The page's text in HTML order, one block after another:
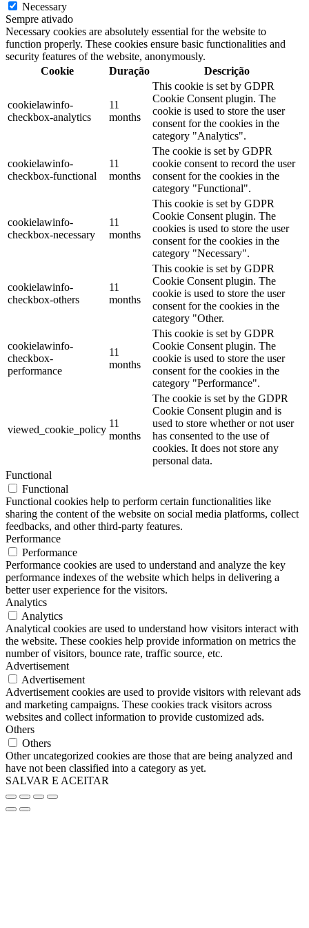
Necessary
Sempre ativado
Necessary cookies are absolutely essential for the website to
function properly. These cookies ensure basic functionalities and
security features of the website, anonymously.
Cookie
Duração Descrição
cookielawinfo-
checkbox-analytics
11
months
This cookie is set by GDPR
Cookie Consent plugin. The
cookie is used to store the user
consent for the cookies in the
category "Analytics".
cookielawinfo-
checkbox-functional
11
months
The cookie is set by GDPR
cookie consent to record the user
consent for the cookies in the
category "Functional".
cookielawinfo-
checkbox-necessary
11
months
This cookie is set by GDPR
Cookie Consent plugin. The
cookies is used to store the user
consent for the cookies in the
category "Necessary".
cookielawinfo-
checkbox-others
11
months
This cookie is set by GDPR
Cookie Consent plugin. The
cookie is used to store the user
consent for the cookies in the
category "Other.
cookielawinfo-
checkbox-
performance
11
months
This cookie is set by GDPR
Cookie Consent plugin. The
cookie is used to store the user
consent for the cookies in the
category "Performance".
viewed_cookie_policy
11
months
The cookie is set by the GDPR
Cookie Consent plugin and is
used to store whether or not user
has consented to the use of
cookies. It does not store any
personal data.
Functional
Functional
Functional cookies help to perform certain functionalities like
sharing the content of the website on social media platforms, collect
feedbacks, and other third-party features.
Performance
Performance
Performance cookies are used to understand and analyze the key
performance indexes of the website which helps in delivering a
better user experience for the visitors.
Analytics
Analytics
Analytical cookies are used to understand how visitors interact with
the website. These cookies help provide information on metrics the
number of visitors, bounce rate, traffic source, etc.
Advertisement
Advertisement
Advertisement cookies are used to provide visitors with relevant ads
and marketing campaigns. These cookies track visitors across
websites and collect information to provide customized ads.
Others
Others
Other uncategorized cookies are those that are being analyzed and
have not been classified into a category as yet.
SALVAR E ACEITAR